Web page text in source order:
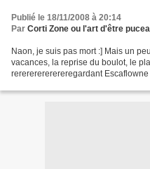
Publié le 18/11/2008 à 20:14
Par Corti Zone ou l'art d'être
Naon, je suis pas mort :] Mais un
vacances, la reprise du boulot, le
rerererererereregardant